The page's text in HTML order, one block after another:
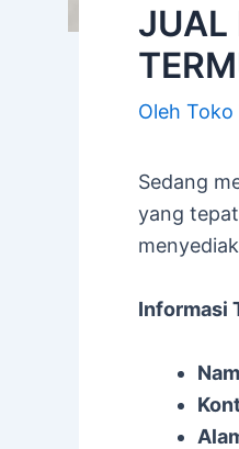
JUAL
Oleh Toko
Sedang
yang
Informasi